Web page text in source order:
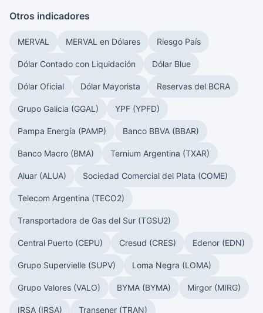
Otros indicadores
MERVAL MERVAL en Dólares Riesgo País
Dólar Contado con Liquidación Dólar Blue
Dólar Oficial Dólar Mayorista Reservas del BCRA
Grupo Galicia (GGAL) YPF (YPFD)
Pampa Energía (PAMP) Banco BBVA (BBAR)
Banco Macro (BMA) Ternium Argentina (TXAR)
Aluar (ALUA) Sociedad Comercial del Plata (COME)
Telecom Argentina (TECO2)
Transportadora de Gas del Sur (TGSU2)
Central Puerto (CEPU) Cresud (CRES) Edenor (EDN)
Grupo Supervielle (SUPV) Loma Negra (LOMA)
Grupo Valores (VALO) BYMA (BYMA) Mirgor (MIRG)
IRSA (IRSA) Transener (TRAN)